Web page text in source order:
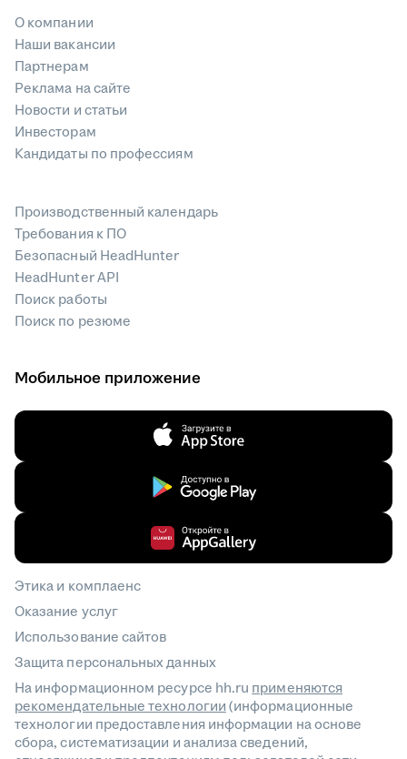
О компании
Наши вакансии
Партнерам
Реклама на сайте
Новости и статьи
Инвесторам
Кандидаты по профессиям
Производственный календарь
Требования к ПО
Безопасный HeadHunter
HeadHunter API
Поиск работы
Поиск по резюме
Мобильное приложение
Этика и комплаенс
Оказание услуг
Использование сайтов
Защита персональных данных
На информационном ресурсе hh.ru применяются
рекомендательные технологии(информационные
технологии предоставления информации на основе
сбора, систематизации и анализа сведений,